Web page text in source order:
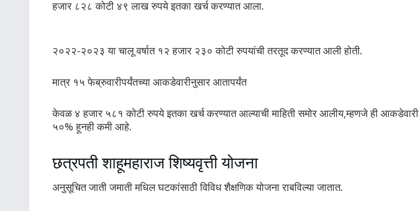
हजार ८२८ कोटी ४९ लाख रुपये इतका खर्च करण्यात आला.
२०२२-२०२३ या चालू वर्षात १२ हजार २३० कोटी रुपयांची तरतूद करण्यात आली होती.
मात्र १५ फेब्रुवारीपर्यंतच्या आकडेवारीनुसार आतापर्यंत
केवळ ४ हजार ५८१ कोटी रुपये इतका खर्च करण्यात आल्याची माहिती समोर आलीय,म्हणजे ही आकडेवारी
५०% हूनही कमी आहे.
छत्रपती शाहूमहाराज शिष्यवृत्ती योजना
अनुसूचित जाती जमाती मधिल घटकांसाठी विविध शैक्षणिक योजना राबविल्या जातात.